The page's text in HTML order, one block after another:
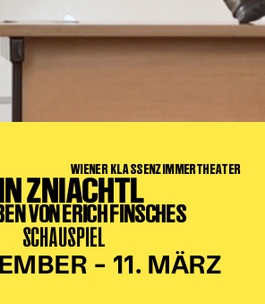
Stadt
WIENER KLASSENZIMMERTHEATER
ZNIACHTL
VON ERICH FINSCHES
SCHAUSPIEL
– 11. MÄRZ